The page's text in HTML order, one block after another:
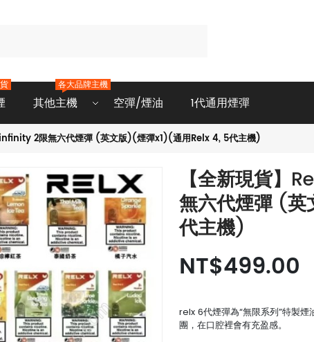
其他主機
各大品牌主機
空彈/煙油 1代通用煙彈
infinity 2限無六代煙彈 (英文版)(煙彈x1)(通用Relx 4, 5代主機)
【全新現貨】
無六代煙彈 (
代主機)
NT$499.00
relx 6代煙彈為“無限系列”特製煙
團，在口腔裡會有充盈感。